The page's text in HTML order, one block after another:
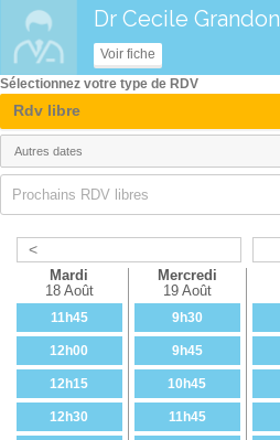
Dr Cecile Grandon
Voir fiche
<
Mardi
18 Août
11h45
12h00
12h15
12h30
Mercredi
19 Août
9h30
9h45
10h45
11h45
Sélectionnez votre type de RDV
Rdv libre
Prochains RDV libres